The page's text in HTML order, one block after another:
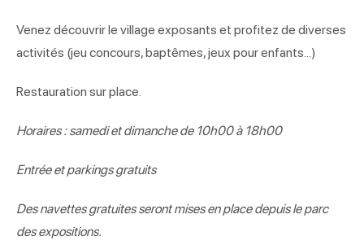
Venez découvrir le village exposants et profitez de diverses
activités (jeu concours, baptêmes, jeux pour enfants...)
Restauration sur place.
Horaires : samedi et dimanche de 10h00 à 18h00
Entrée et parkings gratuits
Des navettes gratuites seront mises en place depuis le parc
des expositions.